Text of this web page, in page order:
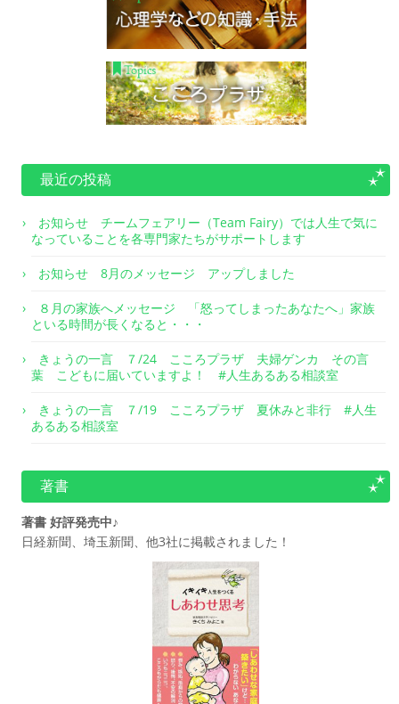
最近の投稿
お知らせ チームフェアリー（Team Fairy）では人生で気に
なっていることを各専門家たちがサポートします
お知らせ 8月のメッセージ アップしました
８月の家族へメッセージ 「怒ってしまったあなたへ」家族
といる時間が長くなると・・・
きょうの一言 ７/24 こころプラザ 夫婦ゲンカ その言
葉 こどもに届いていますよ！ #人生あるある相談室
きょうの一言 ７/19 こころプラザ 夏休みと非行 #人生
あるある相談室
著書
著書 好評発売中♪
日経新聞、埼玉新聞、他3社に掲載されました！